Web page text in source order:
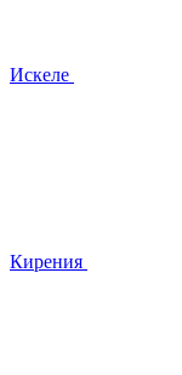
Искеле
Кирения